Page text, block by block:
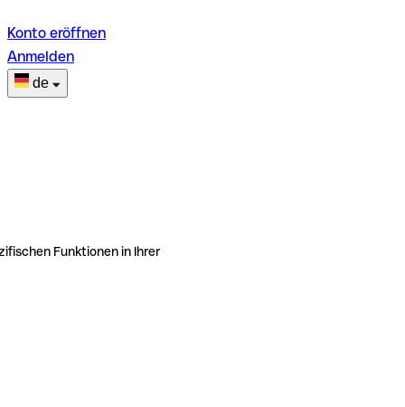
Konto eröffnen
Anmelden
de
Funktionen in Ihrer